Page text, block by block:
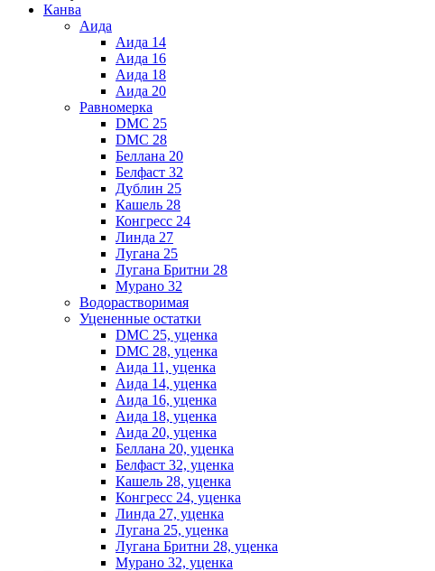
Канва
Аида
Аида 14
Аида 16
Аида 18
Аида 20
Равномерка
DMC 25
DMC 28
Беллана 20
Белфаст 32
Дублин 25
Кашель 28
Конгресс 24
Линда 27
Лугана 25
Лугана Бритни 28
Мурано 32
Водорастворимая
Уцененные остатки
DMC 25, уценка
DMC 28, уценка
Аида 11, уценка
Аида 14, уценка
Аида 16, уценка
Аида 18, уценка
Аида 20, уценка
Беллана 20, уценка
Белфаст 32, уценка
Кашель 28, уценка
Конгресс 24, уценка
Линда 27, уценка
Лугана 25, уценка
Лугана Бритни 28, уценка
Мурано 32, уценка